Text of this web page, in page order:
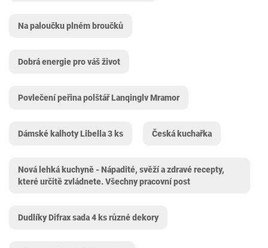
Na paloučku plném broučků
Dobrá energie pro váš život
Povlečení peřina polštář Lanqinglv ‎Mramor
Dámské kalhoty Libella 3 ks Česká kuchařka
Nová lehká kuchyně - Nápadité, svěží a zdravé recepty,
které určitě zvládnete. Všechny pracovní post
Dudlíky Difrax sada 4 ks různé dekory